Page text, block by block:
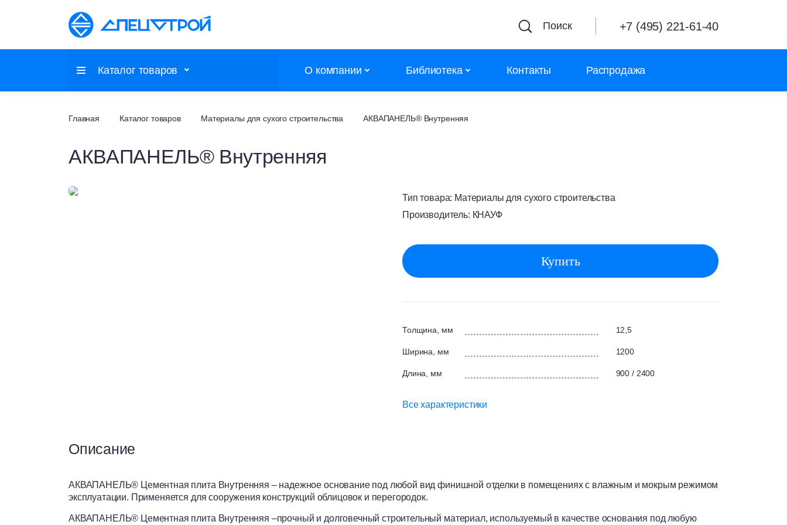
Поиск +7 (495) 221-61-40
Каталог товаров
строительства
О компании
Объекты
Новости
Библиотека
Сертификаты
Каталоги
Контакты Распродажа
Главная Каталог товаров Материалы для сухого строительства АКВАПАНЕЛЬ® Внутренняя
АКВАПАНЕЛЬ® Внутренняя
Тип товара: Материалы для сухого строительства
Производитель: КНАУФ
Купить
Толщина, мм 12,5
Ширина, мм 1200
Длина, мм 900 / 2400
Все характеристики
Описание
АКВАПАНЕЛЬ® Цементная плита Внутренняя – надежное основание под любой вид финишной отделки в помещениях с влажным и мокрым режимом
эксплуатации. Применяется для сооружения конструкций облицовок и перегородок.
АКВАПАНЕЛЬ® Цементная плита Внутренняя –прочный и долговечный строительный материал, используемый в качестве основания под любую